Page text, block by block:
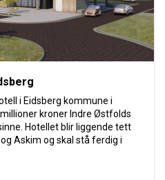
i Eidsberg kommune i
kroner Indre Østfolds
Hotellet blir liggende tett
Askim og skal stå ferdig i